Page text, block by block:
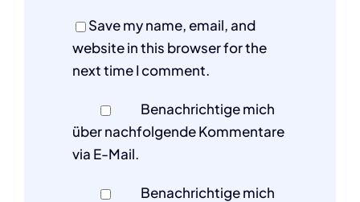
Save my name, email, and
website in this browser for the
next time I comment.
Benachrichtige mich
über nachfolgende Kommentare
via E-Mail.
Benachrichtige mich